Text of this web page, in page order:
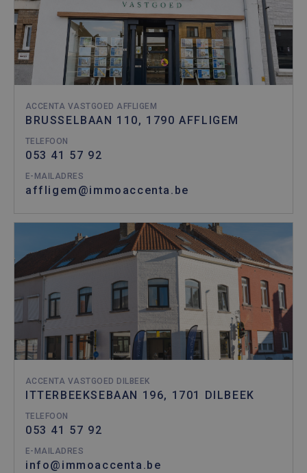
ACCENTA VASTGOED AFFLIGEM
BRUSSELBAAN 110, 1790 AFFLIGEM
TELEFOON
053 41 57 92
E-MAILADRES
affligem@immoaccenta.be
ACCENTA VASTGOED DILBEEK
ITTERBEEKSEBAAN 196, 1701 DILBEEK
TELEFOON
053 41 57 92
E-MAILADRES
info@immoaccenta.be